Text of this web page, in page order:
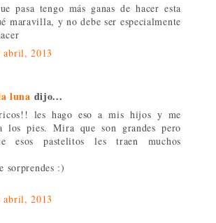
pasa tengo más ganas de hacer esta
maravilla, y no debe ser especialmente
abril, 2013
luna dijo...
les hago eso a mis hijos y me
los pies. Mira que son grandes pero
esos pastelitos les traen muchos
sorprendes :)
abril, 2013